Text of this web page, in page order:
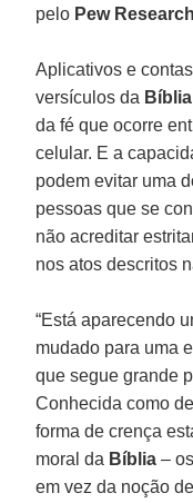
pelo Pew
Aplicativos e
versículos da Bíblia
da fé que ocorre
celular. E a
podem evitar uma
pessoas que se
não acreditar
nos atos descritos
“Está aparecendo
mudado para uma
que segue grande
Conhecida como
forma de crença
moral da Bíblia –
em vez da noção